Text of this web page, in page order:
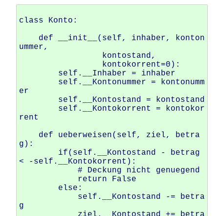
class Konto:
ummer,
er
rent
g):
< -self.__Kontokorrent):
g